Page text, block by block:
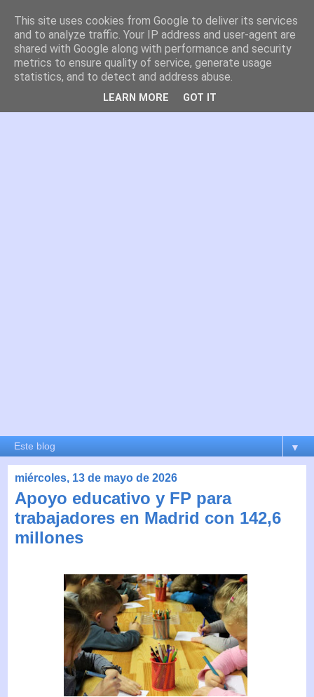
es por madrid
El blog de Madrid y su actualidad, proyectos, transporte,
movilidad, arquitectura, participación, medio ambiente,
educación, empleo, ...
▼
miércoles, 13 de mayo de 2026
Apoyo educativo y FP para
trabajadores en Madrid con 142,6
millones
This site uses cookies from Google to deliver its services
and to analyze traffic. Your IP address and user-agent are
shared with Google along with performance and security
metrics to ensure quality of service, generate usage
statistics, and to detect and address abuse.
LEARN MORE GOT IT